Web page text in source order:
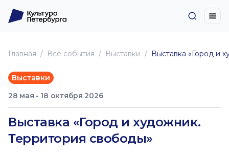
Главная Все события Выставки Выставка «Город и
Выставки
28 мая - 18 октября 2026
Выставка «Город и художник.
Территория свободы»